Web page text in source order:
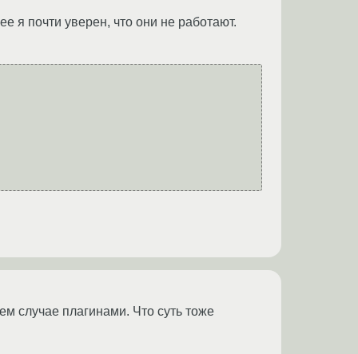
я почти уверен, что они не работают.
случае плагинами. Что суть тоже